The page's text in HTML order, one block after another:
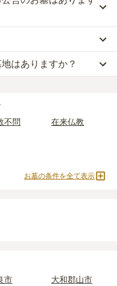
さや墓石の大きさ・素材に
かかる場合があります。
式のための費用。僧侶に渡
。
って大きく変わるため、見
でも各霊園の詳しい料金案
の方のご遺骨と一緒に埋葬
タイプです。個別のお墓に
ないため、費用が安く設定
円程度です。
せん。
村が運営する公営の霊園が
当の市区町村に一定年数以
ができないことも多いた
確認いただくか、資料請求
。
検討ください。
はありますか？
ご検討ください。
不問 在来仏教
お墓の条件を全て表示
市
大和郡山市